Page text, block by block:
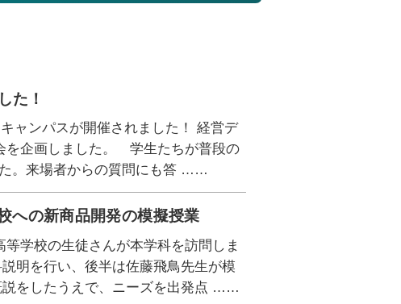
た！
ャンパスが開催されました！ 経営デ
を企画しました。 学生たちが普段の
。来場者からの質問にも答 ……
への新商品開発の模擬授業
学校の生徒さんが本学科を訪問しま
明を行い、後半は佐藤飛鳥先生が模
説をしたうえで、ニーズを出発点 ……